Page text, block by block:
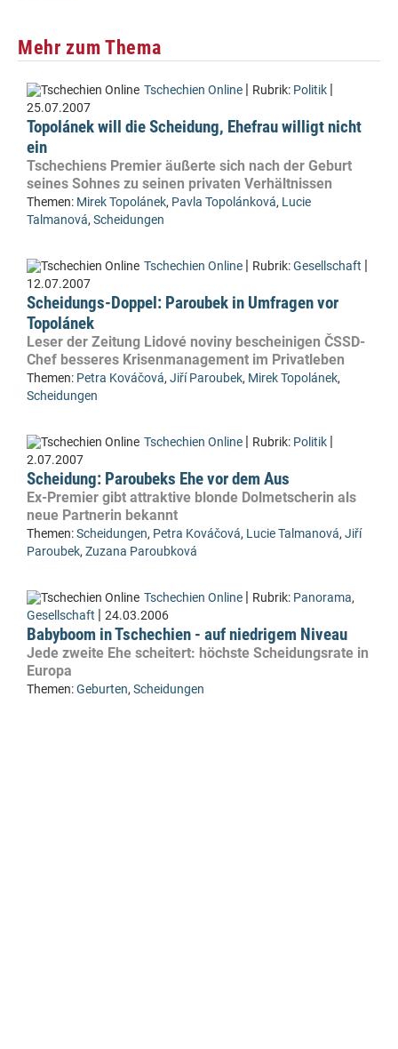
Mehr zum Thema
Tschechien Online | Rubrik: Politik |
25.07.2007
Topolánek will die Scheidung, Ehefrau willigt nicht
ein
Tschechiens Premier äußerte sich nach der Geburt
seines Sohnes zu seinen privaten Verhältnissen
Themen: Mirek Topolánek, Pavla Topolánková, Lucie
Talmanová, Scheidungen
Tschechien Online | Rubrik:Gesellschaft |
12.07.2007
Scheidungs-Doppel: Paroubek in Umfragen vor
Topolánek
Leser der Zeitung Lidové noviny bescheinigen ČSSD-
Chef besseres Krisenmanagement im Privatleben
Themen: Petra Kováčová, Jiří Paroubek, Mirek Topolánek,
Scheidungen
Tschechien Online | Rubrik: Politik |
2.07.2007
Scheidung: Paroubeks Ehe vor dem Aus
Ex-Premier gibt attraktive blonde Dolmetscherin als
neue Partnerin bekannt
Themen:Scheidungen, Petra Kováčová, Lucie Talmanová, Jiří
Paroubek, Zuzana Paroubková
Tschechien Online | Rubrik: Panorama,
Gesellschaft | 24.03.2006
Babyboom in Tschechien - auf niedrigem Niveau
Jede zweite Ehe scheitert: höchste Scheidungsrate in
Europa
Themen:Geburten, Scheidungen